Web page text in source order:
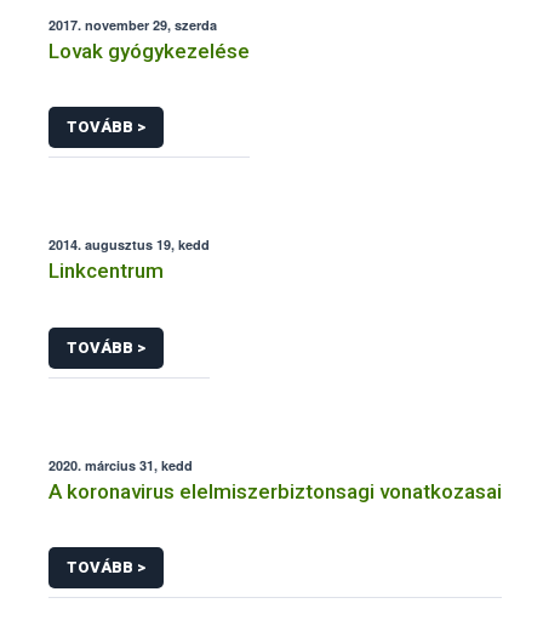
2017. november 29, szerda
Lovak gyógykezelése
TOVÁBB >
2014. augusztus 19, kedd
Linkcentrum
TOVÁBB >
2020. március 31, kedd
A koronavirus elelmiszerbiztonsagi vonatkozasai
TOVÁBB >